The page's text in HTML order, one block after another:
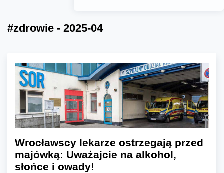
#zdrowie - 2025-04
Wrocławscy lekarze ostrzegają przed
majówką: Uważajcie na alkohol,
słońce i owady!